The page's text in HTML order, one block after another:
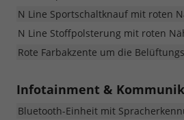
N Line Sportschaltknauf mit roten
N Line Stoffpolsterung mit roten
Rote Farbakzente um die
Infotainment &
Bluetooth-Einheit mit